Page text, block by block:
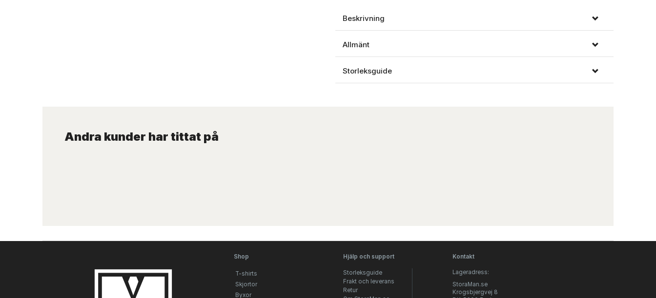
Beskrivning
Allmänt
Storleksguide
Andra kunder har tittat på
Shop
T-shirts
Skjortor
Byxor
Hjälp och support
Storleksguide
Frakt och leverans
Retur
Kontakt
Lageradress:
StoraMan.se
Krogsbjergvej 8